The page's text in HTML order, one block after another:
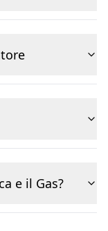
e il Gas?